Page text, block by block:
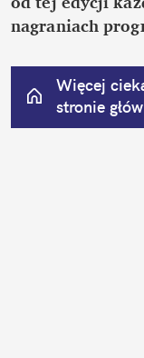
nagraniach
Więcej
stronie